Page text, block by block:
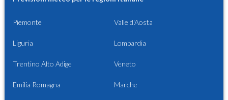
Piemonte Valle d'Aosta
Liguria Lombardia
Trentino Alto Adige Veneto
Emilia Romagna Marche